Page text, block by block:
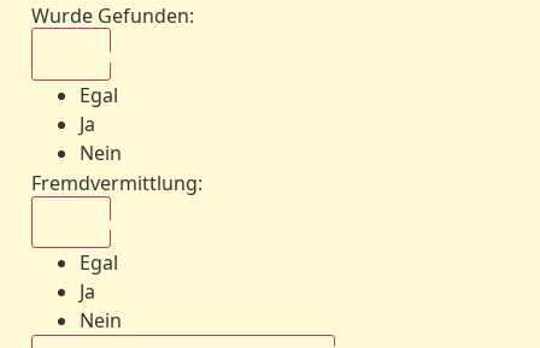
Wurde Gefunden:
Egal
Ja
Nein
Fremdvermittlung:
Egal
Ja
Nein